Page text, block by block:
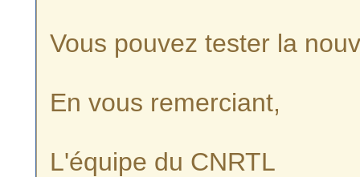
Vous pouvez tester la
En vous remerciant,
L'équipe du CNRTL